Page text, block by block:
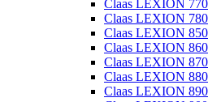
Claas LEXION
Claas LEXION 780
Claas LEXION
Claas LEXION
Claas LEXION
Claas LEXION
Claas LEXION